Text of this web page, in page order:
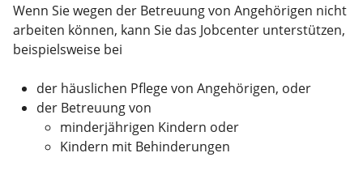
Wenn Sie wegen der Betreuung von Angehörigen nicht
arbeiten können, kann Sie das Jobcenter unterstützen,
beispielsweise bei
der häuslichen Pflege von Angehörigen, oder
der Betreuung von
minderjährigen Kindern oder
Kindern mit Behinderungen